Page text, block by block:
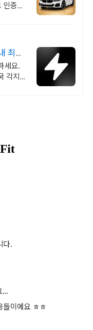
증중
최대
세요.
각지에
다.
...
들이에요 ㅎㅎ